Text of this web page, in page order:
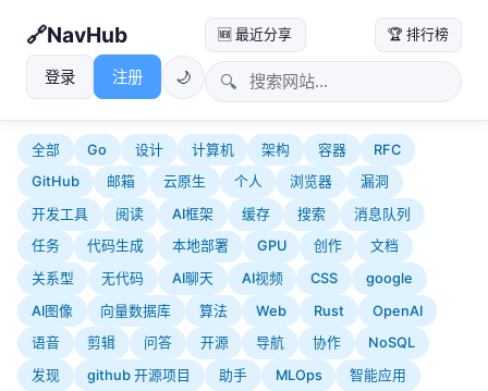
NavHub 🆕 最近分享 🏆 排行榜
🔍
登录 注册 🌙
全部 Go 设计 计算机 架构 容器
RFC
GitHub
邮箱 云原生 个人 浏览器
漏洞
开发工具
阅读 AI框架 缓存 搜索
消息队列
任务
代码生成 本地部署 GPU 创作
文档
关系型
无代码 AI聊天 AI视频 CSS
google
AI图像
向量数据库 算法 Web Rust
OpenAI
语音
剪辑 问答 开源 导航 协作
NoSQL
发现
github 开源项目 助手 MLOps
智能应用